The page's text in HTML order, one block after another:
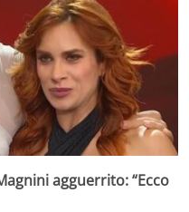
agguerrito: “Ecco